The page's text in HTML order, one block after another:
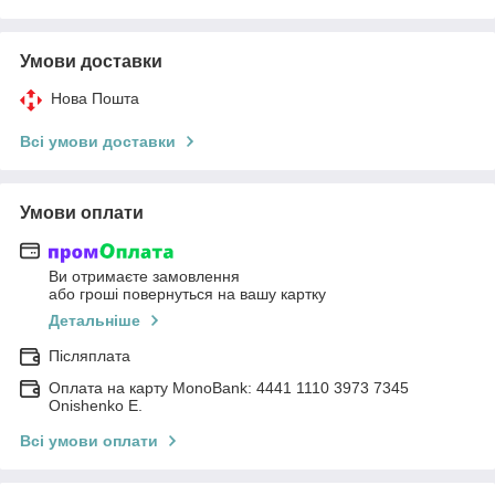
Умови доставки
Нова Пошта
Всі умови доставки
Умови оплати
Ви отримаєте замовлення
або гроші повернуться на вашу картку
Детальніше
Післяплата
Оплата на карту MonoBank: 4441 1110 3973 7345
Onishenko E.
Всі умови оплати